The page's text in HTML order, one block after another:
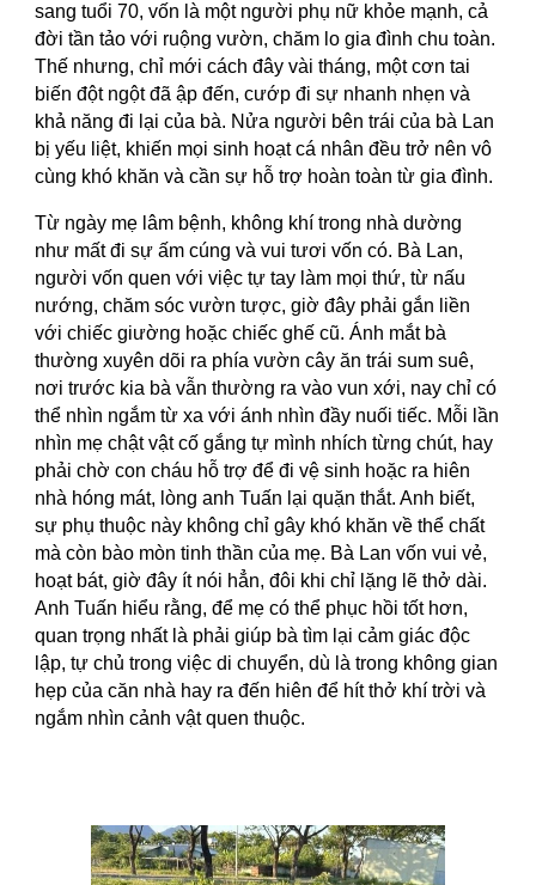
sang tuổi 70, vốn là một người phụ nữ khỏe mạnh, cả
đời tần tảo với ruộng vườn, chăm lo gia đình chu toàn.
Thế nhưng, chỉ mới cách đây vài tháng, một cơn tai
biến đột ngột đã ập đến, cướp đi sự nhanh nhẹn và
khả năng đi lại của bà. Nửa người bên trái của bà Lan
bị yếu liệt, khiến mọi sinh hoạt cá nhân đều trở nên vô
cùng khó khăn và cần sự hỗ trợ hoàn toàn từ gia đình.
Từ ngày mẹ lâm bệnh, không khí trong nhà dường
như mất đi sự ấm cúng và vui tươi vốn có. Bà Lan,
người vốn quen với việc tự tay làm mọi thứ, từ nấu
nướng, chăm sóc vườn tược, giờ đây phải gắn liền
với chiếc giường hoặc chiếc ghế cũ. Ánh mắt bà
thường xuyên dõi ra phía vườn cây ăn trái sum suê,
nơi trước kia bà vẫn thường ra vào vun xới, nay chỉ có
thể nhìn ngắm từ xa với ánh nhìn đầy nuối tiếc. Mỗi lần
nhìn mẹ chật vật cố gắng tự mình nhích từng chút, hay
phải chờ con cháu hỗ trợ để đi vệ sinh hoặc ra hiên
nhà hóng mát, lòng anh Tuấn lại quặn thắt. Anh biết,
sự phụ thuộc này không chỉ gây khó khăn về thể chất
mà còn bào mòn tinh thần của mẹ. Bà Lan vốn vui vẻ,
hoạt bát, giờ đây ít nói hẳn, đôi khi chỉ lặng lẽ thở dài.
Anh Tuấn hiểu rằng, để mẹ có thể phục hồi tốt hơn,
quan trọng nhất là phải giúp bà tìm lại cảm giác độc
lập, tự chủ trong việc di chuyển, dù là trong không gian
hẹp của căn nhà hay ra đến hiên để hít thở khí trời và
ngắm nhìn cảnh vật quen thuộc.